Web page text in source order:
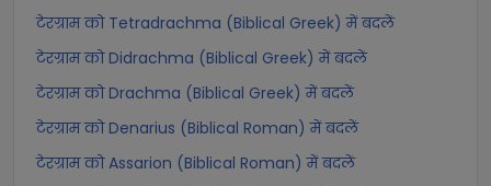
टेरग्राम को Tetradrachma (Biblical Greek) में बदलें
टेरग्राम को Didrachma (Biblical Greek) में बदलें
टेरग्राम को Drachma (Biblical Greek) में बदलें
टेरग्राम को Denarius (Biblical Roman) में बदलें
टेरग्राम को Assarion (Biblical Roman) में बदलें